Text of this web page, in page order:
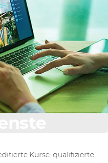
Kurse, qualifizierte